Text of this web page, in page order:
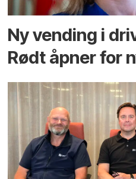
Ny vending i
Rødt åpner for